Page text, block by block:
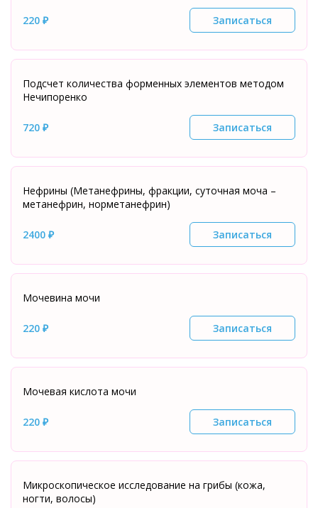
220 ₽ Записаться
Подсчет количества форменных элементов методом
Нечипоренко
720 ₽ Записаться
Нефрины (Метанефрины, фракции, суточная моча –
метанефрин, норметанефрин)
2400 ₽ Записаться
Мочевина мочи
220 ₽ Записаться
Мочевая кислота мочи
220 ₽ Записаться
Микроскопическое исследование на грибы (кожа,
ногти, волосы)